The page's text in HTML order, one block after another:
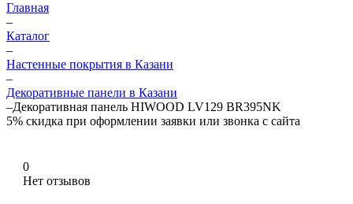
Главная
–
Каталог
–
Настенные покрытия в Казани
–
Декоративные панели в Казани
–Декоративная панель HIWOOD LV129 BR395NK
5% скидка при оформлении заявки или звонка с сайта
0
Нет отзывов